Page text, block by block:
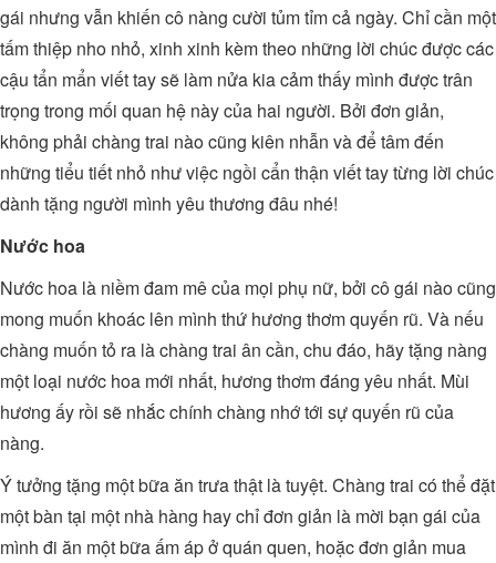
gái nhưng vẫn khiến cô nàng cười tủm tỉm cả ngày. Chỉ cần một
tấm thiệp nho nhỏ, xinh xinh kèm theo những lời chúc được các
cậu tẩn mẩn viết tay sẽ làm nửa kia cảm thấy mình được trân
trọng trong mối quan hệ này của hai người. Bởi đơn giản,
không phải chàng trai nào cũng kiên nhẫn và để tâm đến
những tiểu tiết nhỏ như việc ngồi cẩn thận viết tay từng lời chúc
dành tặng người mình yêu thương đâu nhé!
Nước hoa
Nước hoa là niềm đam mê của mọi phụ nữ, bởi cô gái nào cũng
mong muốn khoác lên mình thứ hương thơm quyến rũ. Và nếu
chàng muốn tỏ ra là chàng trai ân cần, chu đáo, hãy tặng nàng
một loại nước hoa mới nhất, hương thơm đáng yêu nhất. Mùi
hương ấy rồi sẽ nhắc chính chàng nhớ tới sự quyến rũ của
nàng.
Ý tưởng tặng một bữa ăn trưa thật là tuyệt. Chàng trai có thể đặt
một bàn tại một nhà hàng hay chỉ đơn giản là mời bạn gái của
mình đi ăn một bữa ấm áp ở quán quen, hoặc đơn giản mua